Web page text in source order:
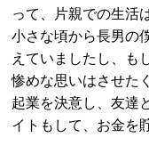
って、片親での生活
小さな頃から長男の
えていましたし、も
惨めな思いはさせた
起業を決意し、友達
イトもして、お金を